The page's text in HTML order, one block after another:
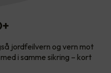
jordfeilvern og vern mot
i samme sikring – kort